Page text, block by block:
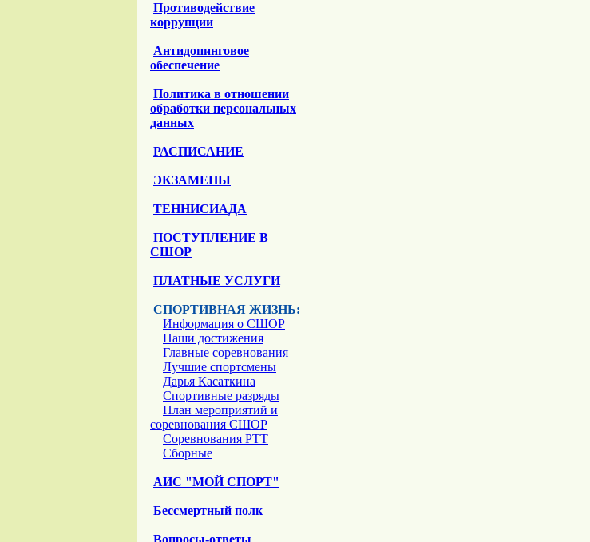
Противодействие
коррупции
Антидопинговое
обеспечение
Политика в отношении
обработки персональных
данных
РАСПИСАНИЕ
ЭКЗАМЕНЫ
ТЕННИСИАДА
ПОСТУПЛЕНИЕ В
СШОР
ПЛАТНЫЕ УСЛУГИ
СПОРТИВНАЯ ЖИЗНЬ:
Информация о СШОР
Наши достижения
Главные соревнования
Лучшие спортсмены
Дарья Касаткина
Спортивные разряды
План мероприятий и
соревнования СШОР
Соревнования РТТ
Сборные
АИС "МОЙ СПОРТ"
Бессмертный полк
Вопросы-ответы